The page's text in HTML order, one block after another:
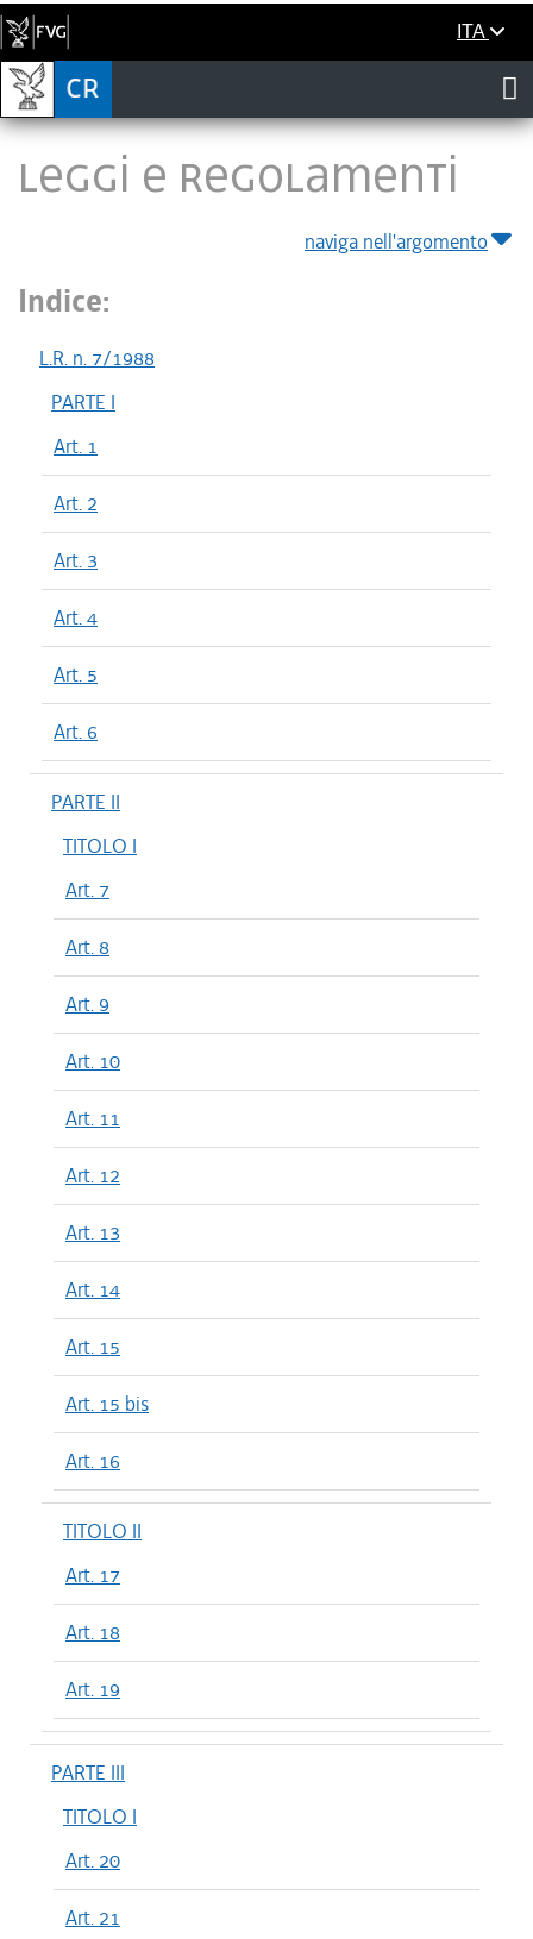
ITA
LEGGI E REGOLAMENTI
naviga nell'argomento
Indice:
L.R. n. 7/1988
PARTE I
Art. 1
Art. 2
Art. 3
Art. 4
Art. 5
Art. 6
PARTE II
TITOLO I
Art. 7
Art. 8
Art. 9
Art. 10
Art. 11
Art. 12
Art. 13
Art. 14
Art. 15
Art. 15 bis
Art. 16
TITOLO II
Art. 17
Art. 18
Art. 19
PARTE III
TITOLO I
Art. 20
Art. 21